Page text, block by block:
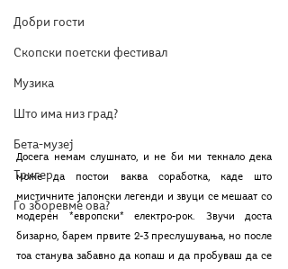
Добри гости
Скопски поетски фестивал
Музика
Што има низ град?
Бета-музеј
Тригер
Го зборевме ова?
Досега немам слушнато, и не би ми текнало дека
може да постои ваква соработка, каде што
мистичните јапонски легенди и звуци се мешаат со
модерен *европски* електро-рок. Звучи доста
бизарно, барем првите 2-3 преслушувања, но после
тоа станува забавно да копаш и да пробуваш да се